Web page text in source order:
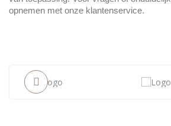
opnemen met onze klantenservice.